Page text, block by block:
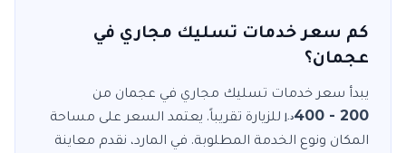
كم سعر خدمات تسليك مجاري في
عجمان؟
يبدأ سعر خدمات تسليك مجاري في عجمان من
200 - 400
د.إ للزيارة تقريباً. يعتمد السعر على مساحة
المكان ونوع الخدمة المطلوبة. في المارد، نقدم معاينة